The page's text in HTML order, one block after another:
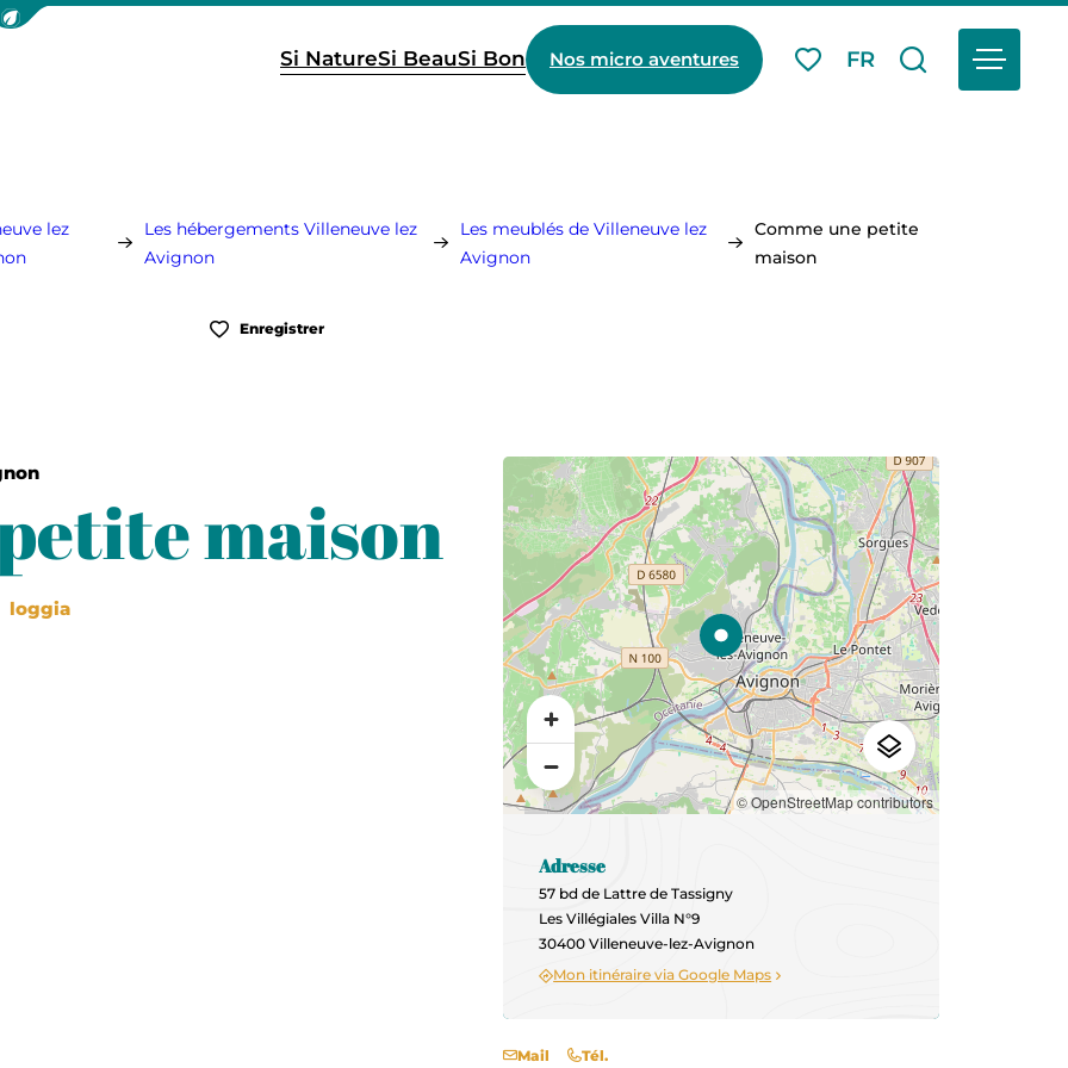
la barre de navigation du mode éco
Si NatureSi BeauSi Bon Nos micro aventures
Mes favoris
FR
Je
lez
Les hébergements Villeneuve lez
Avignon
Les meublés de Villeneuve lez
Avignon
Comme une petite
maison
Enregistrer
maison
loggia
© OpenStreetMap contributors
Adresse
57 bd de Lattre de Tassigny
Les Villégiales Villa N°9
30400 Villeneuve-lez-Avignon
Mon itinéraire via Google Maps
Mail Tél.